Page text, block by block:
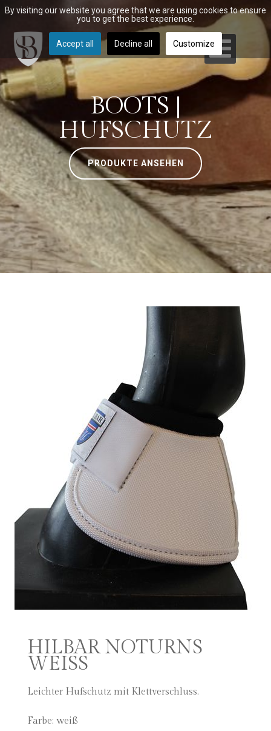
BOOTS |
HUFSCHUTZ
PRODUKTE ANSEHEN
HILBAR NOTURNS
WEISS
Leichter Hufschutz mit Klettverschluss.
Farbe: weiß
By visiting our website you agree that we are using cookies to ensure
you to get the best experience.
Accept all Decline all Customize